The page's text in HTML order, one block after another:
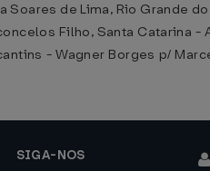
de Lima, Rio Grande
Filho, Santa Catarina
- Wagner Borges p/
SIGA-NOS